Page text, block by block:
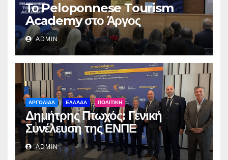
Το Peloponnese Tourism
Academy στο Άργος
ADMIN
ΑΡΓΟΛΙΔΑ ΕΛΛΑΔΑ ΠΟΛΙΤΙΚΗ
Δημήτρης Πτωχός: Γενική
Συνέλευση της ΕΝΠΕ
ADMIN